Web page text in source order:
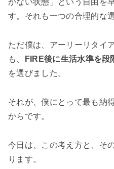
かない状態」という自由を
す。それも一つの合理的な
ただ僕は、アーリーリタイ
も、
FIRE後に生活水準を段
を選びました。
それが、僕にとって最も納
からです。
今日は、この考え方と、そ
ります。